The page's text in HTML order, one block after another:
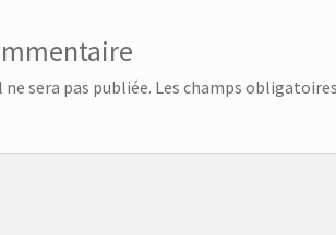
sera pas publiée. Les champs